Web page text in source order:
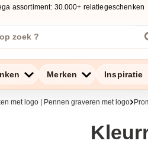
assortiment: 30.000+ relatiegeschenken
Merken Inspiratie
met logo | Pennen graveren met logo